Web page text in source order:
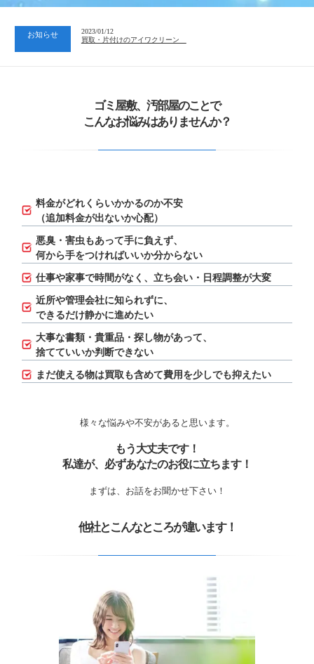
お知らせ
2023/01/12
買取・片付けのアイワクリーン
ゴミ屋敷、汚部屋のことで
こんなお悩みはありませんか？
料金がどれくらいかかるのか不安
（追加料金が出ないか心配）
悪臭・害虫もあって手に負えず、
何から手をつければいいか分からない
仕事や家事で時間がなく、立ち会い・日程調整が大変
近所や管理会社に知られずに、
できるだけ静かに進めたい
大事な書類・貴重品・探し物があって、
捨てていいか判断できない
まだ使える物は買取も含めて費用を少しでも抑えたい
様々な悩みや不安があると思います。
もう大丈夫です！
私達が、必ずあなたのお役に立ちます！
まずは、お話をお聞かせ下さい！
他社とこんなところが違います！